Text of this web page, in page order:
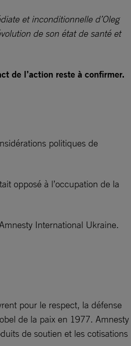
et inconditionnelle d’Oleg
de son état de santé et
de l’action reste à confirmer.
politiques de
opposé à l’occupation de la
International Ukraine.
pour le respect, la défense
de la paix en 1977. Amnesty
de soutien et les cotisations